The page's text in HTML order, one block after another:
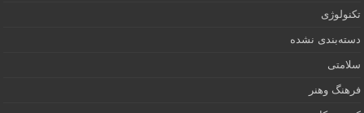
تکنولوژی
دسته‌بندی نشده
سلامتی
فرهنگ وهنر